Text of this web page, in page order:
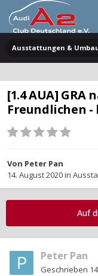
Ausstattungen &
[1.4 AUA] GRA
Freundlichen
Von Peter Pan
14. August 2020in
Auf
Peter Pan
Geschrieben